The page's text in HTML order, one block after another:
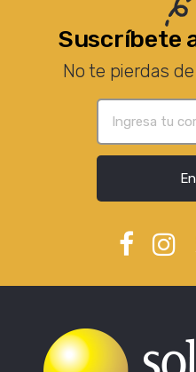
Suscríbete
No te pierdas